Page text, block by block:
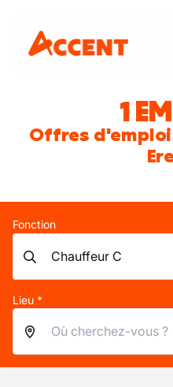
1
Offres d'emploi
Fonction
Lieu *